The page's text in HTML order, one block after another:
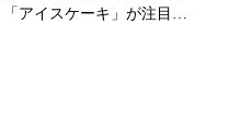
アイスケーキ」が注目さ
ーナ荒井のアイス見聞録